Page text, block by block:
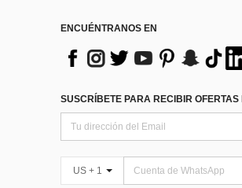
ENCUÉNTRANOS EN
SUSCRÍBETE PARA RECIBIR
US + 1